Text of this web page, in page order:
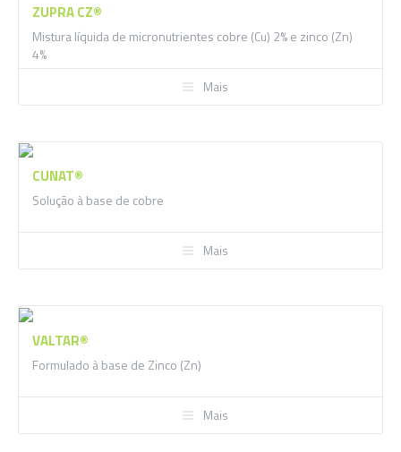
ZUPRA CZ®
Mistura líquida de micronutrientes cobre (Cu) 2% e zinco (Zn)
4%
Mais
CUNAT®
Solução à base de cobre
Mais
VALTAR®
Formulado à base de Zinco (Zn)
Mais